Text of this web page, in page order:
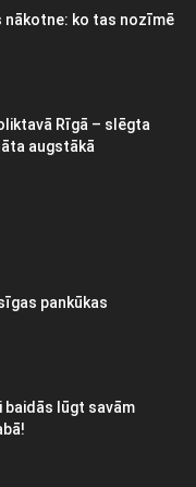
nākotne: ko tas nozīmē
Rīgā – slēgta
augstākā
pankūkas
baidās lūgt savām